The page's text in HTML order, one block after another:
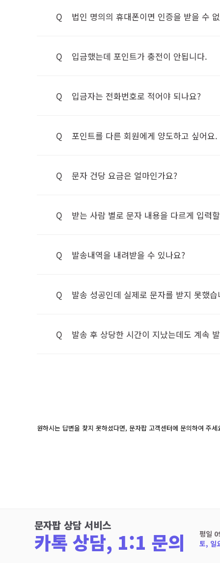
Q 법인 명의의 휴대폰이면 인증을 받을 수
Q 입금했는데 포인트가 충전이 안됩니다.
Q 입금자는 전화번호로 적어야 되나요?
Q 포인트를 다른 회원에게 양도하고 싶어요.
Q 문자 건당 요금은 얼마인가요?
Q 받는 사람 별로 문자 내용을 다르게 입력
Q 발송내역을 내려받을 수 있나요?
Q 발송 성공인데 실제로 문자를 받지 못했습
Q 발송 후 상당한 시간이 지났는데도 계속
원하시는 답변을 찾지 못하셨다면, 문자팝 고객센터에 문의하여 주세
문자팝 상담 서비스
카톡 상담, 1:1 문의
평일
토, 일